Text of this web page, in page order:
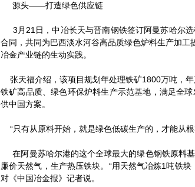
源头——打造绿色供应链
3月21日，中冶长天与晋南钢铁签订阿曼苏哈尔选
合同，共同为巴西淡水河谷高品质绿色炉料生产加工
冶金产业链的生动实践。
张天福介绍，该项目规划年处理铁矿1800万吨，
铁矿高品质、绿色环保炉料生产示范基地，满足全
供中国方案。
“只有从原料开始，就是绿色低碳生产的，才能从根
在阿曼苏哈尔港的这个全球最大的绿色钢铁原料
廉价天然气，生产热压铁块。“用天然气冶炼1吨铁
对《中国冶金报》记者说。